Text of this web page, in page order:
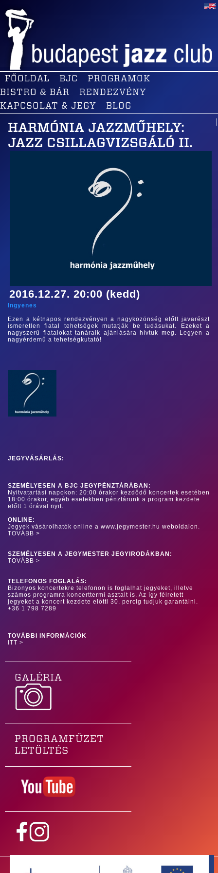
FŐOLDAL BJC
PROGRAMOK
BISTRO & BÁR
RENDEZVÉNY
KAPCSOLAT & JEGY
BLOG
HARMÓNIA JAZZMŰHELY:
JAZZ CSILLAGVIZSGÁLÓ II.
2016.12.27. 20:00 (kedd)
Ingyenes
Ezen a kétnapos rendezvényen a nagyközönség előtt javarészt
ismeretlen fiatal tehetségek mutatják be tudásukat. Ezeket a
nagyszerű fiatalokat tanáraik ajánlására hívtuk meg. Legyen a
nagyérdemű a tehetségkutató!
JEGYVÁSÁRLÁS:
SZEMÉLYESEN A BJC JEGYPÉNZTÁRÁBAN:
Nyitvatartási napokon: 20:00 órakor kezdődő koncertek esetében
18:00 órakor, egyéb esetekben pénztárunk a program kezdete
előtt 1 órával nyit.
ONLINE:
Jegyek vásárolhatók online a www.jegymester.hu weboldalon.
TOVÁBB >
SZEMÉLYESEN A JEGYMESTER JEGYIRODÁKBAN:
TOVÁBB >
TELEFONOS FOGLALÁS:
Bizonyos koncertekre telefonon is foglalhat jegyeket, illetve
számos programra koncerttermi asztalt is. Az így félretett
jegyeket a koncert kezdete előtti 30. percig tudjuk garantálni.
+36 1 798 7289
TOVÁBBI INFORMÁCIÓK
ITT >
GALÉRIA
PROGRAMFÜZET
LETÖLTÉS